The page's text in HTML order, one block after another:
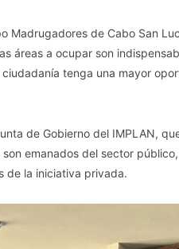
Madrugadores de Cabo San
áreas a ocupar son
tenga una mayor
de Gobierno del IMPLAN,
emanados del sector
de la iniciativa privada.